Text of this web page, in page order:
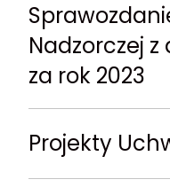
Nadzorczej z
za rok 2023
Projekty